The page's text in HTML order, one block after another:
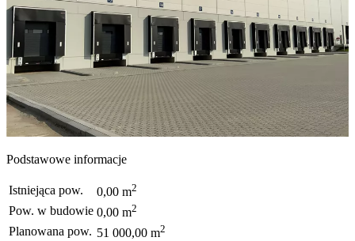
Podstawowe informacje
Istniejąca pow. 0,00 m2
Pow. w budowie 0,00 m2
Planowana pow. 51 000,00 m2